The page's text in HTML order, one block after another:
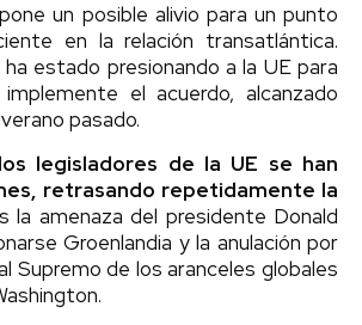
un posible alivio para un punto
en la relación transatlántica.
estado presionando a la UE para
el acuerdo, alcanzado
pasado.
legisladores de la UE se han
retrasando repetidamente la
la amenaza del presidente Donald
Groenlandia y la anulación por
Supremo de los aranceles globales